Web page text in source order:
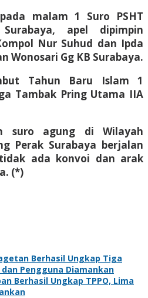
malam 1 Suro PSHT
apel dipimpin
Nur Suhud dan Ipda
Wonosari Gg KB Surabaya.
Tahun Baru Islam 1
Tambak Pring Utama IIA
suro agung di Wilayah
Perak Surabaya berjalan
ada konvoi dan arak
(*)
Berhasil Ungkap Tiga
Pengguna Diamankan
Berhasil Ungkap TPPO, Lima